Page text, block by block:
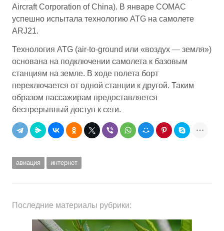
Aircraft Corporation of China). В январе СОМАС
успешно испытала технологию ATG на самолете
ARJ21.
Технология ATG (air-to-ground или «воздух — земля»)
основана на подключении самолета к базовым
станциям на земле. В ходе полета борт
переключается от одной станции к другой. Таким
образом пассажирам предоставляется
беспрерывный доступ к сети.
авиация интернет
Последние материалы рубрики: